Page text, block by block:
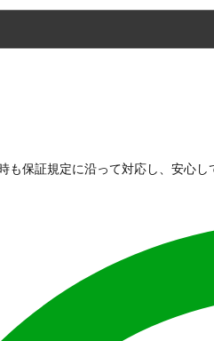
も保証規定に沿って対応し、安心